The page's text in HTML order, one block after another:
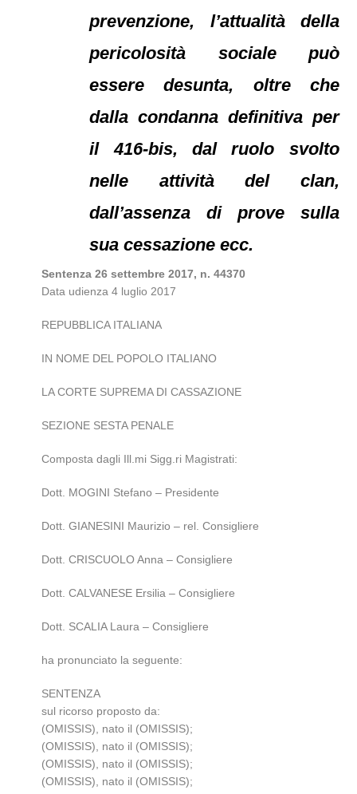
prevenzione, l’attualità della
pericolosità sociale può
essere desunta, oltre che
dalla condanna definitiva per
il 416-bis, dal ruolo svolto
nelle attività del clan,
dall’assenza di prove sulla
sua cessazione ecc.
Sentenza 26 settembre 2017, n. 44370
Data udienza 4 luglio 2017
REPUBBLICA ITALIANA
IN NOME DEL POPOLO ITALIANO
LA CORTE SUPREMA DI CASSAZIONE
SEZIONE SESTA PENALE
Composta dagli Ill.mi Sigg.ri Magistrati:
Dott. MOGINI Stefano – Presidente
Dott. GIANESINI Maurizio – rel. Consigliere
Dott. CRISCUOLO Anna – Consigliere
Dott. CALVANESE Ersilia – Consigliere
Dott. SCALIA Laura – Consigliere
ha pronunciato la seguente:
SENTENZA
sul ricorso proposto da:
(OMISSIS), nato il (OMISSIS);
(OMISSIS), nato il (OMISSIS);
(OMISSIS), nato il (OMISSIS);
(OMISSIS), nato il (OMISSIS);